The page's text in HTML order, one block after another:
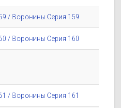
/ Воронины Серия 159
/ Воронины Серия 160
/ Воронины Серия 161